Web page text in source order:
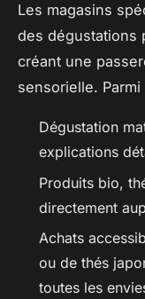
Les magasins
des dégustations
créant une
sensorielle.
Dégustation
explications
Produits bio,
directement
Achats
ou de thés
toutes les